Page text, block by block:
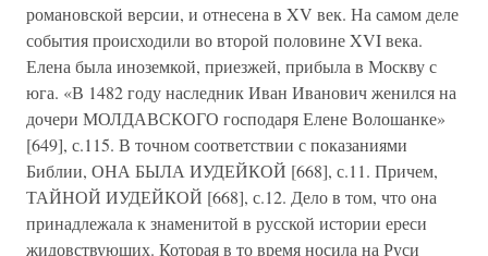
романовской версии, и отнесена в XV век. На самом деле
события происходили во второй половине XVI века.
Елена была иноземкой, приезжей, прибыла в Москву с
юга. «В 1482 году наследник Иван Иванович женился на
дочери МОЛДАВСКОГО господаря Елене Волошанке»
[649], с.115. В точном соответствии с показаниями
Библии, ОНА БЫЛА ИУДЕЙКОЙ [668], с.11. Причем,
ТАЙНОЙ ИУДЕЙКОЙ [668], с.12. Дело в том, что она
принадлежала к знаменитой в русской истории ереси
жидовствующих. Которая в то время носила на Руси